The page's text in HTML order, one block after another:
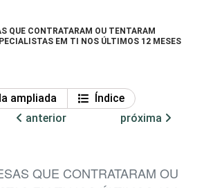
QUE CONTRATARAM OU TENTARAM
EM TI NOS ÚLTIMOS 12 MESES
ampliada
Índice
anterior
próxima
QUE CONTRATARAM OU